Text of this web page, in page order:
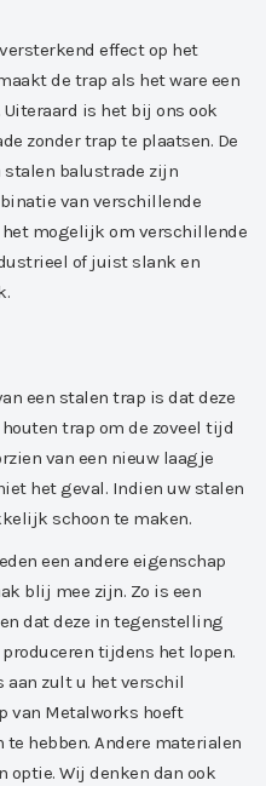
effect op het
de trap als het ware een
is het bij ons ook
zonder trap te plaatsen. De
balustrade zijn
van verschillende
mogelijk om verschillende
of juist slank en
een stalen trap is dat deze
trap om de zoveel tijd
van een nieuw laagje
het geval. Indien uw stalen
schoon te maken.
een andere eigenschap
blij mee zijn. Zo is een
dat deze in tegenstelling
tijdens het lopen.
aan zult u het verschil
van Metalworks hoeft
hebben. Andere materialen
optie. Wij denken dan ook